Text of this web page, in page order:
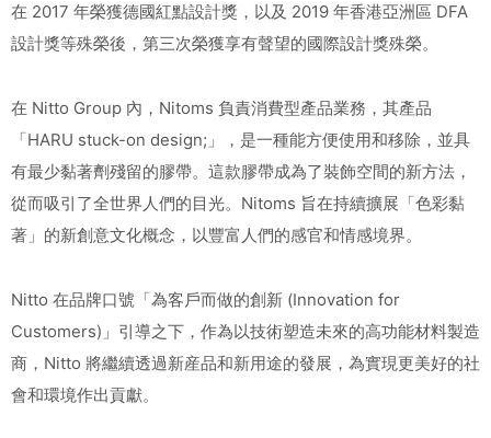
在 2017 年榮獲德國紅點設計獎，以及 2019 年香港亞洲區 DFA
設計獎等殊榮後，第三次榮獲享有聲望的國際設計獎殊榮。
在 Nitto Group 內，Nitoms 負責消費型產品業務，其產品
「HARU stuck-on design;」，是一種能方便使用和移除，並具
有最少黏著劑殘留的膠帶。這款膠帶成為了裝飾空間的新方法，
從而吸引了全世界人們的目光。Nitoms 旨在持續擴展「色彩黏
著」的新創意文化概念，以豐富人們的感官和情感境界。
Nitto 在品牌口號「為客戶而做的創新 (Innovation for
Customers)」引導之下，作為以技術塑造未來的高功能材料製造
商，Nitto 將繼續透過新産品和新用途的發展，為實現更美好的社
會和環境作出貢獻。